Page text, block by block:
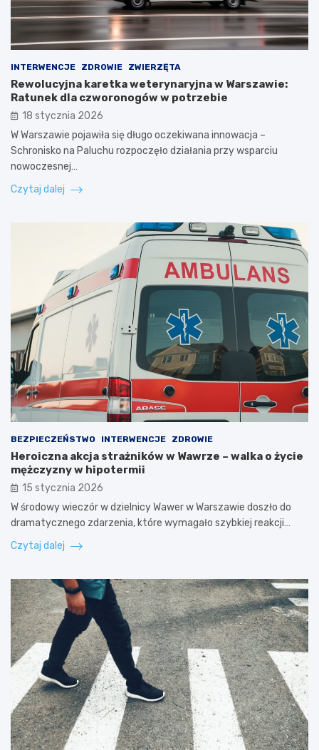
INTERWENCJE ZDROWIE ZWIERZĘTA
Rewolucyjna karetka weterynaryjna w Warszawie:
Ratunek dla czworonogów w potrzebie
18 stycznia 2026
W Warszawie pojawiła się długo oczekiwana innowacja –
Schronisko na Paluchu rozpoczęło działania przy wsparciu
nowoczesnej…
Czytaj dalej
BEZPIECZEŃSTWO INTERWENCJE ZDROWIE
Heroiczna akcja strażników w Wawrze – walka o życie
mężczyzny w hipotermii
15 stycznia 2026
W środowy wieczór w dzielnicy Wawer w Warszawie doszło do
dramatycznego zdarzenia, które wymagało szybkiej reakcji…
Czytaj dalej